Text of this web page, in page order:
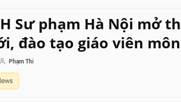
Sư phạm Hà Nội mở
đào tạo giáo viên
Phạm Thi